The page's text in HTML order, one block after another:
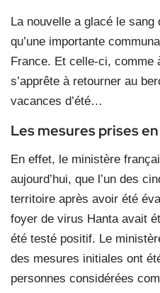
La nouvelle a glacé le sang
qu’une importante
France. Et celle-ci, comme
s’apprête à retourner au
vacances d’été…
Les mesures prises
En effet, le ministère
aujourd’hui, que l’un des
territoire après avoir été
foyer de virus Hanta avait
été testé positif. Le
des mesures initiales ont
personnes considérées